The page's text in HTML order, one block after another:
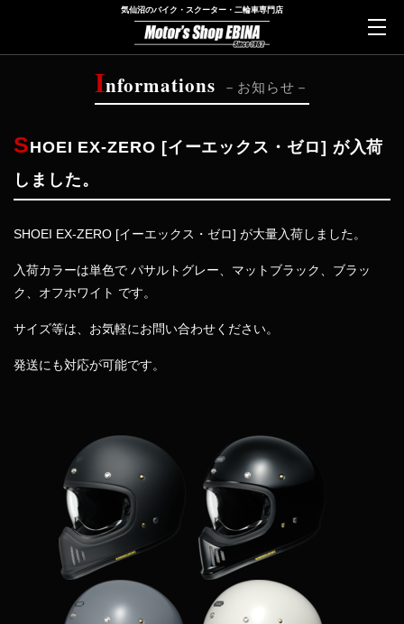
気仙沼のバイク・スクーター・二輪車専門店
Informations お知らせ
SHOEI EX-ZERO [イーエックス・ゼロ] が入荷
しました。
SHOEI EX-ZERO [イーエックス・ゼロ] が大量入荷しました。
入荷カラーは単色で パサルトグレー、マットブラック、ブラッ
ク、オフホワイト です。
サイズ等は、お気軽にお問い合わせください。
発送にも対応が可能です。